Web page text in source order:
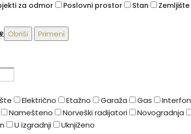
za odmor Poslovni prostor Stan Zemljište
Obriši
Primeni
Električno Etažno Garaža Gas Interfon
Namešteno Norveški radijatori Novogradnja
U izgradnji Uknjiženo